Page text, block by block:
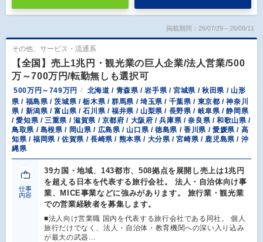
掲載期間：26/07/29～26/08/11
その他、サービス・流通系
【全国】売上1兆円・観光業の巨人企業/法人営業/500
万～700万円/転勤無しも選択可
500万円～749万円
北海道 / 青森県 / 岩手県 / 宮城県 / 秋田県 / 山形
県 / 福島県 / 茨城県 / 栃木県 / 群馬県 / 埼玉県 / 千葉県 / 東京都 / 神奈川
県 / 新潟県 / 富山県 / 石川県 / 福井県 / 山梨県 / 長野県 / 岐阜県 / 静岡県
/ 愛知県 / 三重県 / 滋賀県 / 京都府 / 大阪府 / 兵庫県 / 奈良県 / 和歌山県 /
鳥取県 / 島根県 / 岡山県 / 広島県 / 山口県 / 徳島県 / 香川県 / 愛媛県 / 高
知県 / 福岡県 / 佐賀県 / 長崎県 / 熊本県 / 大分県 / 宮崎県 / 鹿児島県 / 沖
縄県
仕事
内容
39カ国・地域、143都市、508拠点を展開し売上は1兆円
を超える日本を代表する旅行会社。 法人・自治体向け事
業、MICE事業などに強みがあります。 旅行業・観光業
での営業経験者を募集します。
■法人向け営業職 国内を代表する旅行会社である同社。 個人
旅行だけでなく、法人・自治体・教育機関への深い入り込み
が最大の武器…